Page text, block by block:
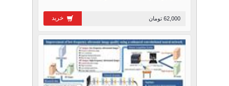
خرید 62,000 تومان